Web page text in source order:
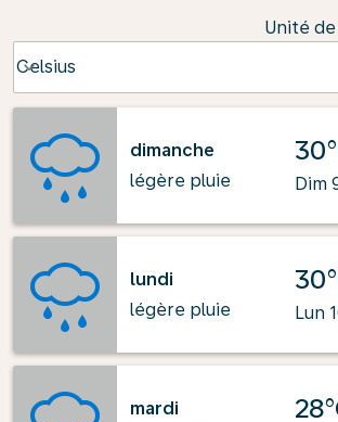
Unité
Celsius
keyboard_arrow_down
dimanche
légère pluie
Dim
lundi
légère pluie
Lun
mardi